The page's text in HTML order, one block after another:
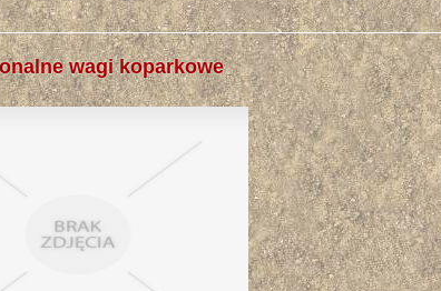
wagi koparkowe